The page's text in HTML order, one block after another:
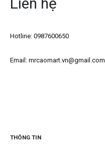
Hotline: 0987600650
Email: mrcaomart.vn@gmail.com
THÔNG TIN